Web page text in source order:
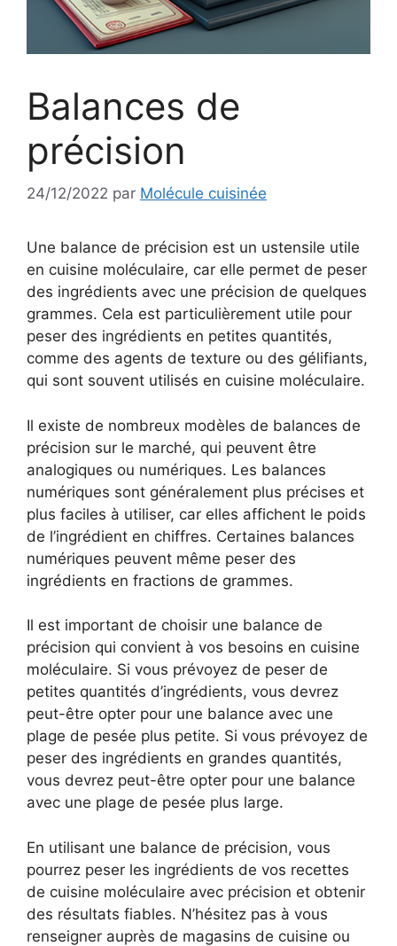
Balances de
précision
24/12/2022 par Molécule cuisinée
Une balance de précision est un ustensile utile
en cuisine moléculaire, car elle permet de peser
des ingrédients avec une précision de quelques
grammes. Cela est particulièrement utile pour
peser des ingrédients en petites quantités,
comme des agents de texture ou des gélifiants,
qui sont souvent utilisés en cuisine moléculaire.
Il existe de nombreux modèles de balances de
précision sur le marché, qui peuvent être
analogiques ou numériques. Les balances
numériques sont généralement plus précises et
plus faciles à utiliser, car elles affichent le poids
de l’ingrédient en chiffres. Certaines balances
numériques peuvent même peser des
ingrédients en fractions de grammes.
Il est important de choisir une balance de
précision qui convient à vos besoins en cuisine
moléculaire. Si vous prévoyez de peser de
petites quantités d’ingrédients, vous devrez
peut-être opter pour une balance avec une
plage de pesée plus petite. Si vous prévoyez de
peser des ingrédients en grandes quantités,
vous devrez peut-être opter pour une balance
avec une plage de pesée plus large.
En utilisant une balance de précision, vous
pourrez peser les ingrédients de vos recettes
de cuisine moléculaire avec précision et obtenir
des résultats fiables. N’hésitez pas à vous
renseigner auprès de magasins de cuisine ou